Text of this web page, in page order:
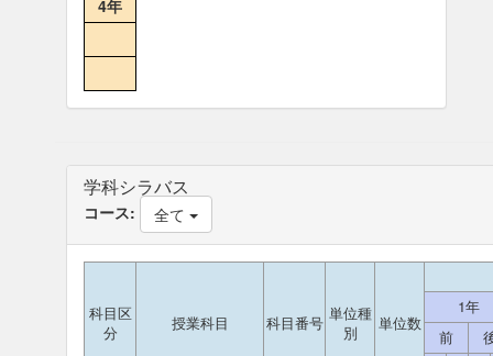
4年
学科シラバス
コース: 全て
科目区
分
授業科目 科目番号 単位種
別
単位数
1年
前